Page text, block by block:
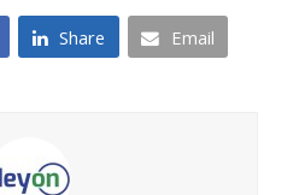
Share Email